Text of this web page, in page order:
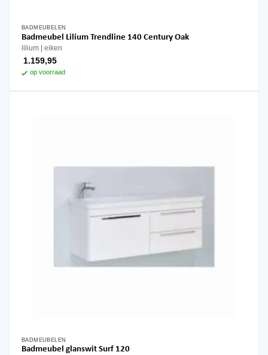
BADMEUBELEN
Badmeubel Lilium Trendline 140 Century Oak
lilium eiken
1.159,95
op voorraad
BADMEUBELEN
Badmeubel glanswit Surf 120